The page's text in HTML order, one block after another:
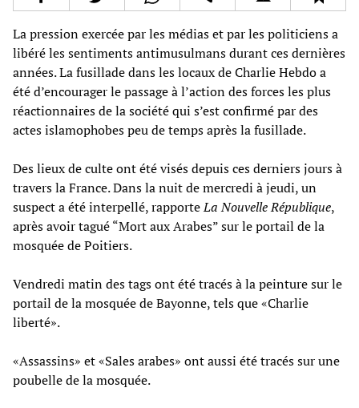
La pression exercée par les médias et par les politiciens a
libéré les sentiments antimusulmans durant ces dernières
années. La fusillade dans les locaux de Charlie Hebdo a
été d’encourager le passage à l’action des forces les plus
réactionnaires de la société qui s’est confirmé par des
actes islamophobes peu de temps après la fusillade.
Des lieux de culte ont été visés depuis ces derniers jours à
travers la France. Dans la nuit de mercredi à jeudi, un
suspect a été interpellé, rapporteLa Nouvelle République,
après avoir tagué “Mort aux Arabes” sur le portail de la
mosquée de Poitiers.
Vendredi matin des tags ont été tracés à la peinture sur le
portail de la mosquée de Bayonne, tels que «Charlie
liberté».
«Assassins» et «Sales arabes» ont aussi été tracés sur une
poubelle de la mosquée.